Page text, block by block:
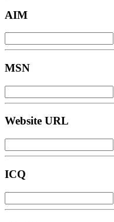
AIM
MSN
Website URL
ICQ